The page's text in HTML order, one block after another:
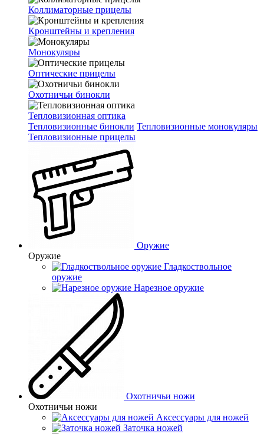
Коллиматорные прицелы
Кронштейны и крепления
Монокуляры
Оптические прицелы
Охотничьи бинокли
Тепловизионная оптика
Тепловизионные бинокли Тепловизионные монокуляры
Тепловизионные прицелы
Оружие
Оружие
Гладкоствольное
оружие
Нарезное оружие
Охотничьи ножи
Охотничьи ножи
Аксессуары для ножей
Заточка ножей